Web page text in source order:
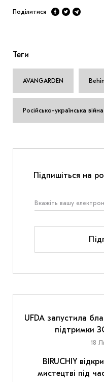
Поділитися
Теги
AVANGARDEN
Російсько-українська війна
Підпишіться на
UFDA запустила
підтримки
18
BIRUCHIY
мистецтві під